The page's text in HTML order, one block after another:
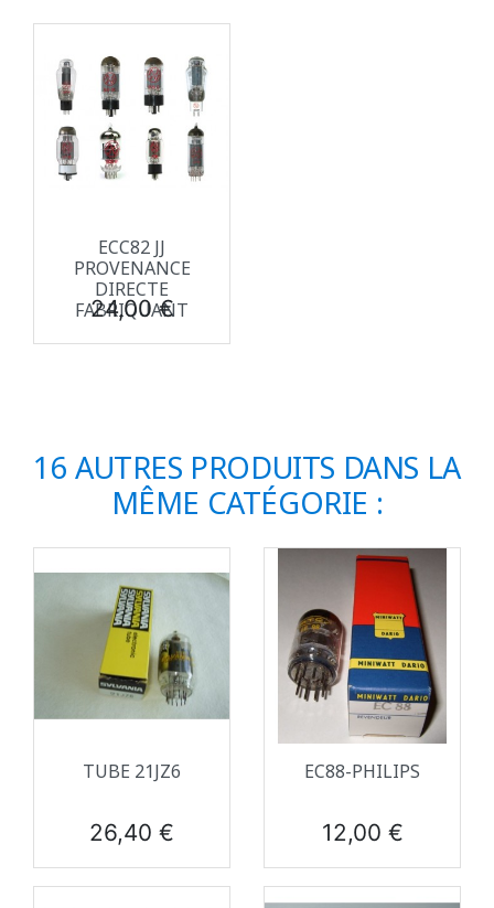
ECC82 JJ
PROVENANCE
DIRECTE
FABRIQUANT
Prix
24,00 €
16 AUTRES PRODUITS DANS LA
MÊME CATÉGORIE :
TUBE 21JZ6
Prix
26,40 €
EC88-PHILIPS
Prix
12,00 €